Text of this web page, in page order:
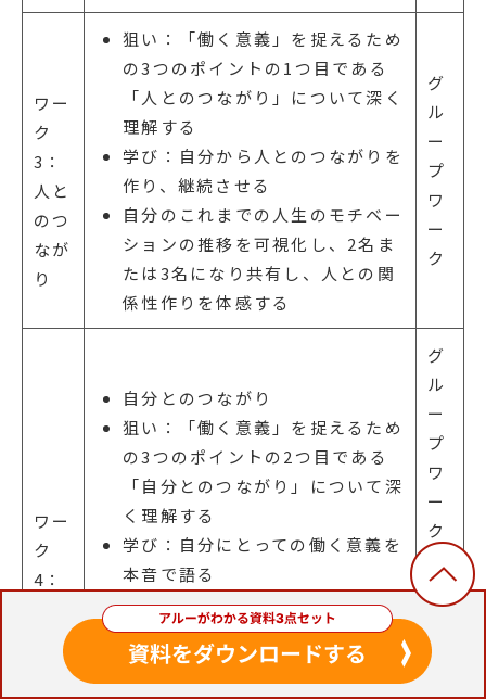
ワー
ク
3：
人と
のつ
なが
り
狙い：「働く意義」を捉えるため
の3つのポイントの1つ目である
「人とのつながり」について深く
理解する
学び：自分から人とのつながりを
作り、継続させる
自分のこれまでの人生のモチベー
ションの推移を可視化し、2名ま
たは3名になり共有し、人との関
係性作りを体感する
グ
ル
ー
プ
ワ
ー
ク
ワー
ク
4：
自分とのつながり
狙い：「働く意義」を捉えるため
の3つのポイントの2つ目である
「自分とのつながり」について深
く理解する
学び：自分にとっての働く意義を
本音で語る
ペアになり価値観や存在理由など
を質問し合い、内省を深め、自分
にとっての「働く意義」を考える
グ
ル
ー
プ
ワ
ー
ク
ペ
ワ